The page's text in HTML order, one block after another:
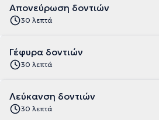
Απονεύρωση δοντιών
30 λεπτά
Γέφυρα δοντιών
30 λεπτά
Λεύκανση δοντιών
30 λεπτά